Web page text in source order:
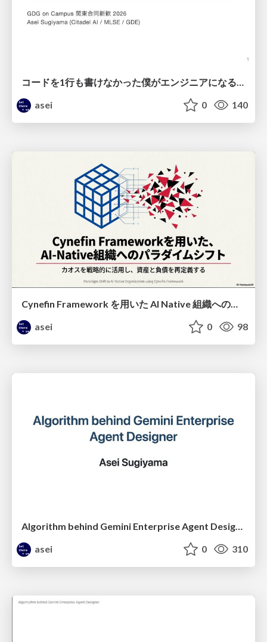
コードを1行も書けなかった僕がエンジニアになるまでの振り返り
asei
0 140
Cynefin Framework を用いた AI Native 組織へのパラダイムシフト
asei
0 98
asei
0 310